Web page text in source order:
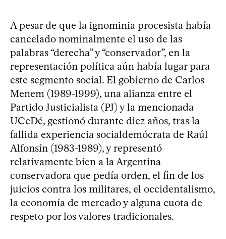
A pesar de que la ignominia procesista había
cancelado nominalmente el uso de las
palabras “derecha” y “conservador”, en la
representación política aún había lugar para
este segmento social. El gobierno de Carlos
Menem (1989-1999), una alianza entre el
Partido Justicialista (PJ) y la mencionada
UCeDé, gestionó durante diez años, tras la
fallida experiencia socialdemócrata de Raúl
Alfonsín (1983-1989), y representó
relativamente bien a la Argentina
conservadora que pedía orden, el fin de los
juicios contra los militares, el occidentalismo,
la economía de mercado y alguna cuota de
respeto por los valores tradicionales.